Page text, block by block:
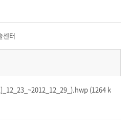
센터
(1264 k